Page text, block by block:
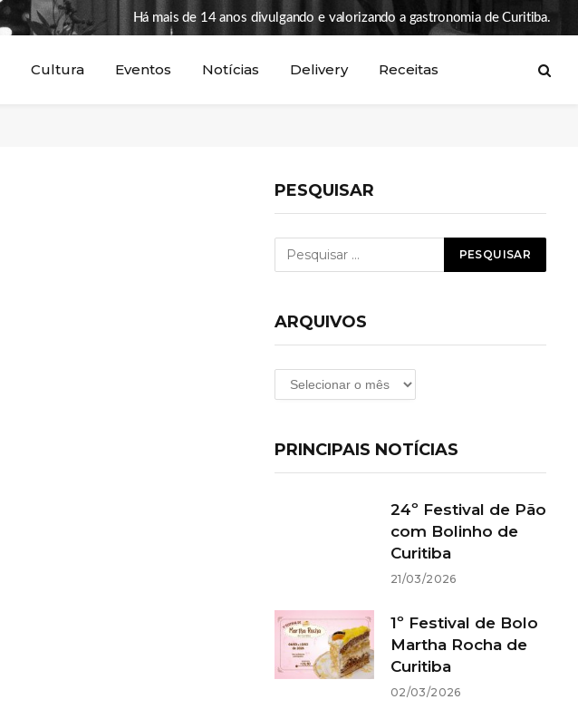
Há mais de 14 anos divulgando e valorizando a gastronomia de Curitiba.
Cultura Eventos Notícias Delivery Receitas
PESQUISAR
ARQUIVOS
Arquivos
PRINCIPAIS NOTÍCIAS
24º Festival de Pão
com Bolinho de
Curitiba
21/03/2026
1º Festival de Bolo
Martha Rocha de
Curitiba
02/03/2026